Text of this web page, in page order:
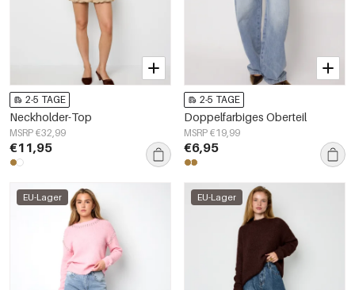
2-5 TAGE
Neckholder-Top
MSRP €32,99
€11,95
2-5 TAGE
Doppelfarbiges Oberteil
MSRP €19,99
€6,95
EU-Lager EU-Lager